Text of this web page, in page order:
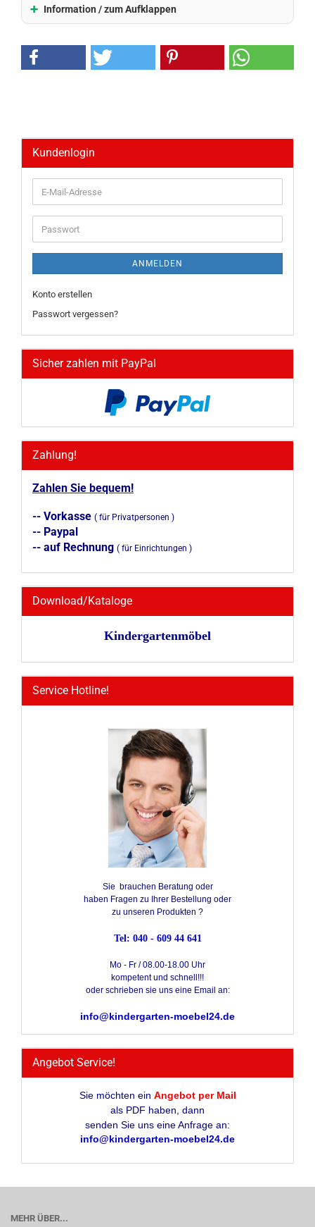
Information / zum Aufklappen
Kundenlogin
E-
Mail-
Adresse
Passwort
ANMELDEN
Konto erstellen
Passwort vergessen?
Sicher zahlen mit PayPal
Zahlung!
Zahlen Sie bequem!
-- Vorkasse ( für Privatpersonen )
-- Paypal
-- auf Rechnung ( für Einrichtungen )
Download/Kataloge
Kindergartenmöbel
Service Hotline!
Sie brauchen Beratung oder
haben Fragen zu Ihrer Bestellung oder
zu unseren Produkten ?
Tel: 040 - 609 44 641
Mo - Fr / 08.00-18.00 Uhr
kompetent und schnell!!!
oder schrieben sie uns eine Email an:
info@kindergarten-moebel24.de
Angebot Service!
Sie möchten ein Angebot per Mail
als PDF haben, dann
senden Sie uns eine Anfrage an:
info@kindergarten-moebel24.de
MEHR ÜBER...